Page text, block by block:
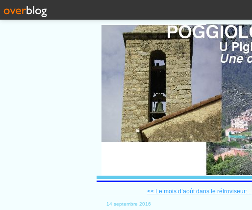
<< Le mois d’août dans le rétroviseur:...
14 septembre 2016